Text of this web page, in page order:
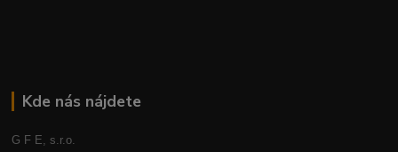
Kde nás nájdete
G F E, s.r.o.